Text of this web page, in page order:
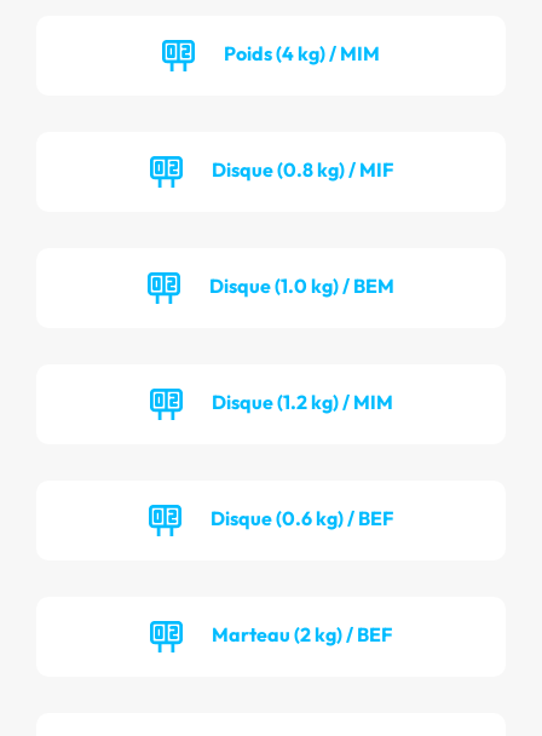
Poids (4 kg) / MIM
Disque (0.8 kg) / MIF
Disque (1.0 kg) / BEM
Disque (1.2 kg) / MIM
Disque (0.6 kg) / BEF
Marteau (2 kg) / BEF